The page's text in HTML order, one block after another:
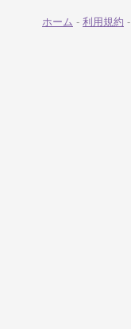
ホーム - 利用規約 -